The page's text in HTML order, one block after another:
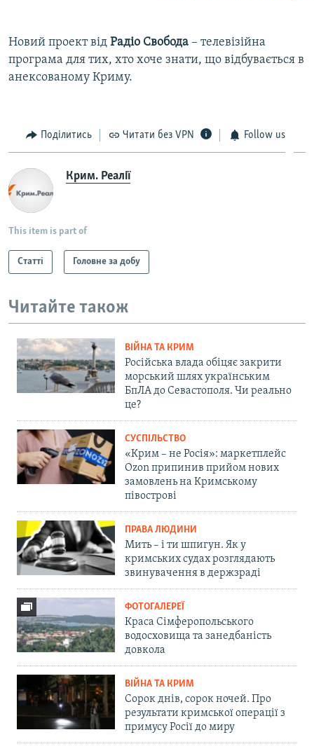
Новий проект від Радiо Свобода – телевізійна
програма для тих, хто хоче знати, що відбувається в
анексованому Криму.
Поділитись Читати без VPN Follow us
Крим. Реалії
This item is part of
Статті Головне за добу
Читайте також
ВІЙНА ТА КРИМ
Російська влада обіцяє закрити
морський шлях українським
БпЛА до Севастополя. Чи реально
це?
СУСПІЛЬСТВО
«Крим – не Росія»: маркетплейс
Ozon припинив прийом нових
замовлень на Кримському
півострові
ПРАВА ЛЮДИНИ
Мить – і ти шпигун. Як у
кримських судах розглядають
звинувачення в держзраді
ФОТОГАЛЕРЕЇ
Краса Сімферопольського
водосховища та занедбаність
довкола
ВІЙНА ТА КРИМ
Сорок днів, сорок ночей. Про
результати кримської операції з
примусу Росії до миру